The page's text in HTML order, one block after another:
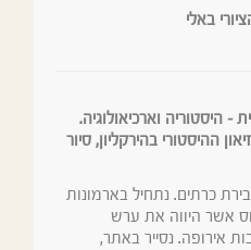
באלי
– היסטוריה וארכיאולוגיה.
ההיסטורי בהירקליון, סיור
כרתים. נתחיל בארמונות
אשר היווה את ערש
אירופה. נסייר באתר,